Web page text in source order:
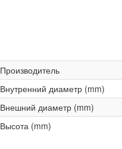
Производитель
Внутренний диаметр (mm)
Внешний диаметр (mm)
Высота (mm)